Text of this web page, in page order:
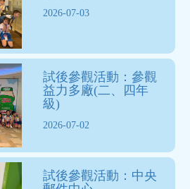
2026-07-03
試後參觀活動：參觀
益力多廠(二、四年
級)
2026-07-02
試後參觀活動：中央